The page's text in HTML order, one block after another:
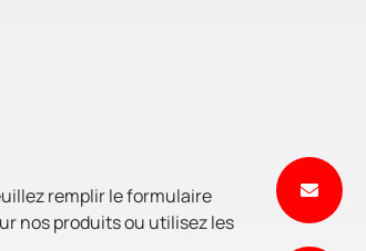
remplir le formulaire
nos produits ou utilisez les